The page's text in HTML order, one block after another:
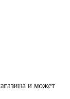
и может